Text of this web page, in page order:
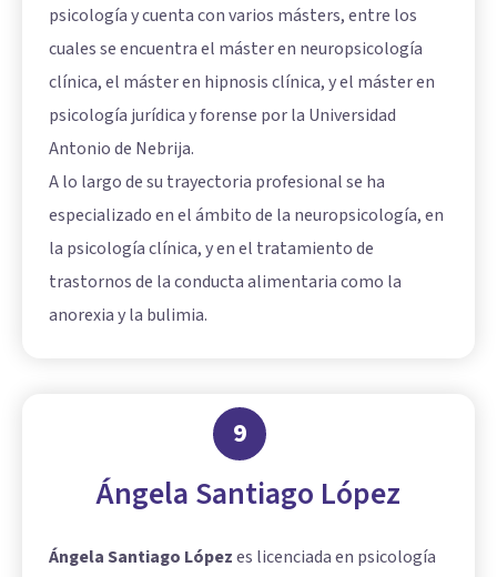
psicología y cuenta con varios másters, entre los
cuales se encuentra el máster en neuropsicología
clínica, el máster en hipnosis clínica, y el máster en
psicología jurídica y forense por la Universidad
Antonio de Nebrija.
A lo largo de su trayectoria profesional se ha
especializado en el ámbito de la neuropsicología, en
la psicología clínica, y en el tratamiento de
trastornos de la conducta alimentaria como la
anorexia y la bulimia.
9
Ángela Santiago López
Ángela Santiago Lópezes licenciada en psicología